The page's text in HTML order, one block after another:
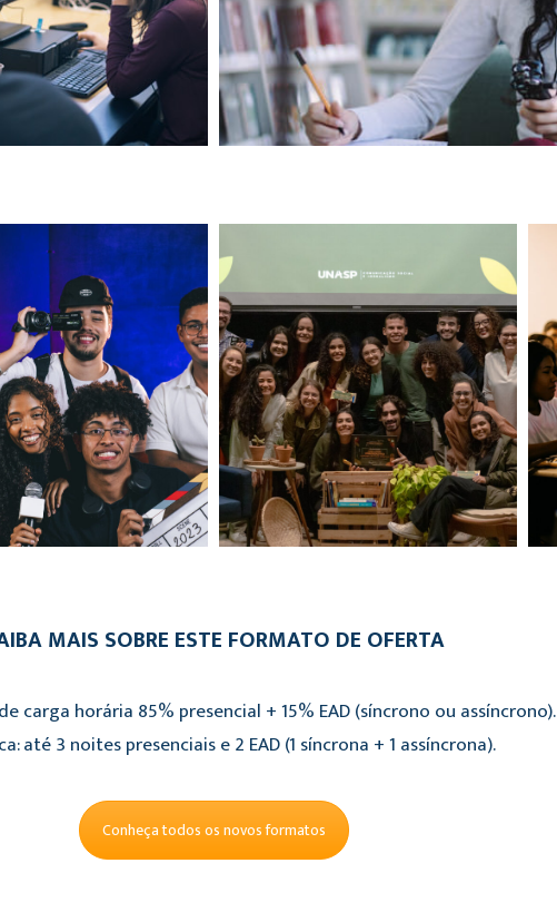
MAIS SOBRE ESTE FORMATO DE OFERTA
carga horária 85% presencial + 15% EAD (síncrono ou assíncrono).
até 3 noites presenciais e 2 EAD (1 síncrona + 1 assíncrona).
Conheça todos os novos formatos